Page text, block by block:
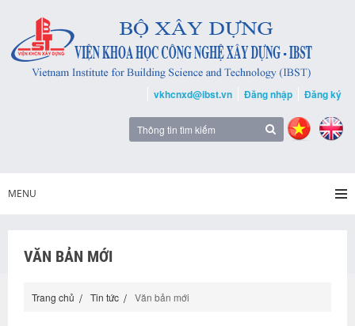
vkhcnxd@ibst.vn Đăng nhập Đăng ký
MENU
VĂN BẢN MỚI
Trang chủ Tin tức Văn bản mới